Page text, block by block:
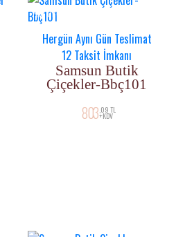
YENI ÜRÜN
Hergün Aynı Gün Teslimat
12 Taksit İmkanı
Samsun Butik
Çiçekler-Bbç101
803 ,09 TL
+KDV